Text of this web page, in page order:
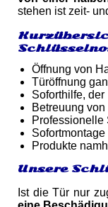
stehen ist zeit-
Öffnung von
Türöffnung
Soforthilfe,
Betreuung
Professionelle
Produkte
Unsere
Ist die Tür nur